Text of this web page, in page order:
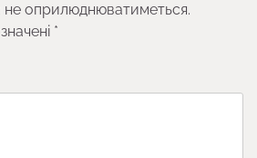
оприлюднюватиметься.
*